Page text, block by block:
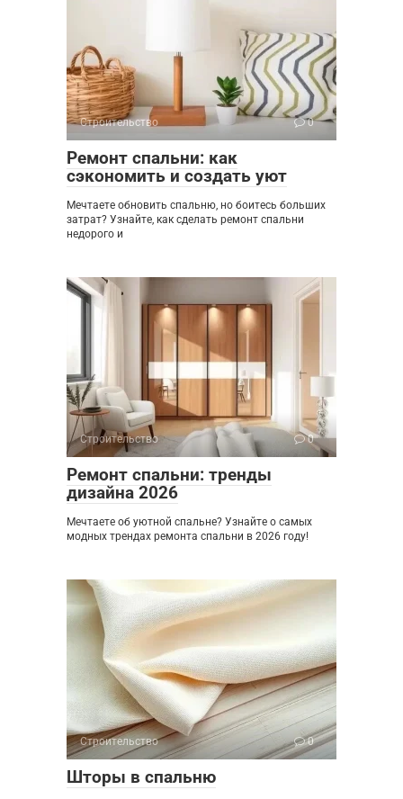
Строительство 0
Ремонт спальни: как
сэкономить и создать уют
Мечтаете обновить спальню, но боитесь больших
затрат? Узнайте, как сделать ремонт спальни
недорого и
Строительство 0
Ремонт спальни: тренды
дизайна 2026
Мечтаете об уютной спальне? Узнайте о самых
модных трендах ремонта спальни в 2026 году!
Строительство 0
Шторы в спальню